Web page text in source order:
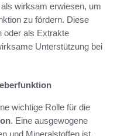
wirksam erwiesen, um
zu fördern. Diese
oder als Extrakte
Unterstützung bei
wichtige Rolle für die
. Eine ausgewogene
und Mineralstoffen ist,